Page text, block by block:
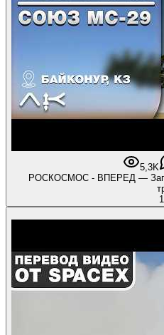
5,3K
РОСКОСМОС - ВПЕРЕД —